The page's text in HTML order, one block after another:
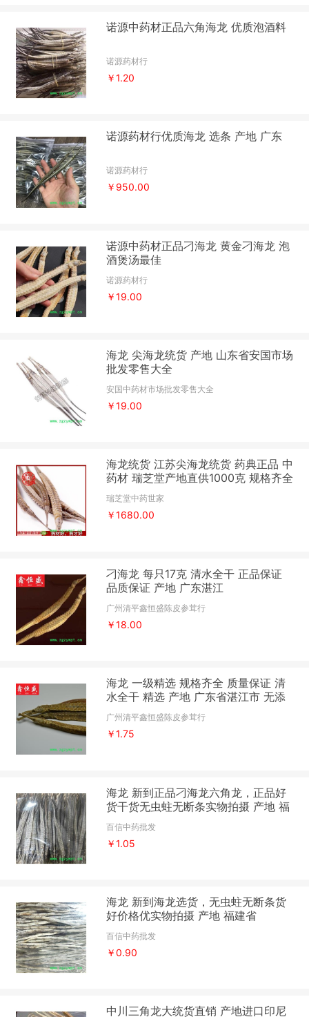
诺源中药材正品六角海龙 优质泡酒料
诺源药材行
￥1.20
诺源药材行优质海龙 选条 产地 广东
诺源药材行
￥950.00
诺源中药材正品刁海龙 黄金刁海龙 泡
酒煲汤最佳
诺源药材行
￥19.00
海龙 尖海龙统货 产地 山东省安国市场
批发零售大全
安国中药材市场批发零售大全
￥19.00
海龙统货 江苏尖海龙统货 药典正品 中
药材 瑞芝堂产地直供1000克 规格齐全
一站购齐
瑞芝堂中药世家
￥1680.00
刁海龙 每只17克 清水全干 正品保证
品质保证 产地 广东湛江
广州清平鑫恒盛陈皮参茸行
￥18.00
海龙 一级精选 规格齐全 质量保证 清
水全干 精选 产地 广东省湛江市 无添
加的才是好药材
广州清平鑫恒盛陈皮参茸行
￥1.75
海龙 新到正品刁海龙六角龙，正品好
货干货无虫蛀无断条实物拍摄 产地 福
建省
百信中药批发
￥1.05
海龙 新到海龙选货，无虫蛀无断条货
好价格优实物拍摄 产地 福建省
百信中药批发
￥0.90
中川三角龙大统货直销 产地进口印尼